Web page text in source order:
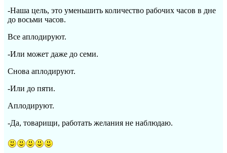
-Наша цель, это уменьшить количество рабочих часов в дне
до восьми часов.
Все аплодируют.
-Или может даже до семи.
Снова аплодируют.
-Или до пяти.
Аплодируют.
-Да, товарищи, работать желания не наблюдаю.